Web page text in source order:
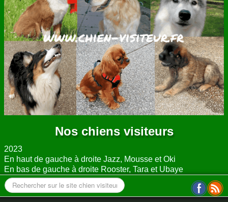
CONTACT
Nos chiens visiteurs
2023
En haut de gauche à droite Jazz, Mousse et Oki
En bas de gauche à droite Rooster, Tara et Ubaye